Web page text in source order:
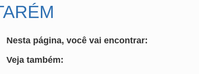
Nesta página, você vai encontrar:
Veja também: